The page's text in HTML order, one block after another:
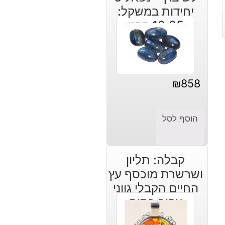
יחידות במשקל:
12.25 קרט
₪858
הוסף לסל
קבלה: תליון
ושרשרת מוכסף עץ
החיים הקבלי גווני
צהוב כתום